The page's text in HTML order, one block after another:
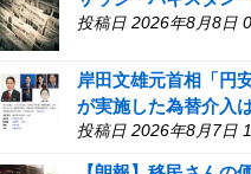
投稿日 2026年8月8日
岸田文雄元首相「円
が実施した為替介入
投稿日 2026年8月7日